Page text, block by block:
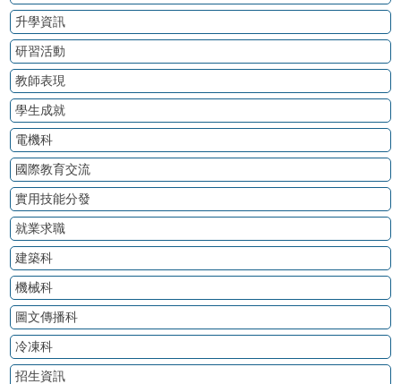
升學資訊
研習活動
教師表現
學生成就
電機科
國際教育交流
實用技能分發
就業求職
建築科
機械科
圖文傳播科
冷凍科
招生資訊